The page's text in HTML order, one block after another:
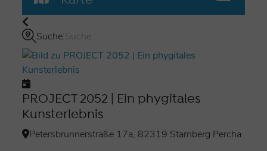
Suche:
PROJECT 2052 | Ein phygitales
Kunsterlebnis
Petersbrunnerstraße 17a, 82319 Starnberg Percha